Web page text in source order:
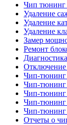
Чип тюнинг
Удаление
Удаление
Удаление
Замер
Ремонт
Отключение
Чип-тюнинг
Чип-тюнинг
Чип-тюнинг
Чип-тюнинг
Чип-тюнинг
Отчеты о